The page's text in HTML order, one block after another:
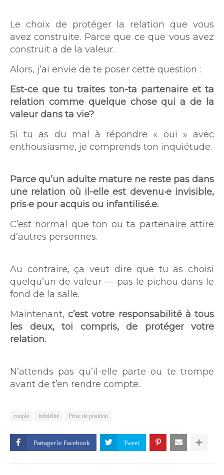
Le choix de protéger la relation que vous
avez construite. Parce que ce que vous avez
construit a de la valeur.
Alors, j’ai envie de te poser cette question :
Est-ce que tu traites ton-ta partenaire et ta
relation comme quelque chose qui a de la
valeur dans ta vie?
Si tu as du mal à répondre « oui » avec
enthousiasme, je comprends ton inquiétude.
Parce qu’un adulte mature ne reste pas dans
une relation où il-elle est devenu·e invisible,
pris·e pour acquis ou infantilisé.e.
C’est normal que ton ou ta partenaire attire
d’autres personnes.
Au contraire, ça veut dire que tu as choisi
quelqu’un de valeur — pas le pichou dans le
fond de la salle.
Maintenant,c’est votre responsabilité à tous
les deux, toi compris, de protéger votre
relation.
N’attends pas qu’il-elle parte ou te trompe
avant de t’en rendre compte.
couple infidélité Prise de position
Partager le